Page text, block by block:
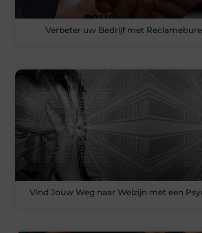
Verbeter uw Bedrijf met
Vind Jouw Weg naar Welzijn met een